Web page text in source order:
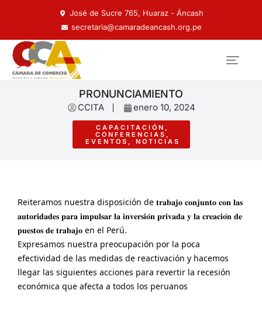
José de Sucre 765, Huaraz - Áncash
secretaria@camaradeancash.org.pe
PRONUNCIAMIENTO
CCITA enero 10, 2024
CAPACITACIÓN ,
CONFERENCIAS ,
EVENTOS , NOTICIAS
Reiteramos nuestra disposición de 𝐭𝐫𝐚𝐛𝐚𝐣𝐨 𝐜𝐨𝐧𝐣𝐮𝐧𝐭𝐨 𝐜𝐨𝐧 𝐥𝐚𝐬
𝐚𝐮𝐭𝐨𝐫𝐢𝐝𝐚𝐝𝐞𝐬 𝐩𝐚𝐫𝐚 𝐢𝐦𝐩𝐮𝐥𝐬𝐚𝐫 𝐥𝐚 𝐢𝐧𝐯𝐞𝐫𝐬𝐢𝐨́𝐧 𝐩𝐫𝐢𝐯𝐚𝐝𝐚 𝐲 𝐥𝐚 𝐜𝐫𝐞𝐚𝐜𝐢𝐨́𝐧 𝐝𝐞
𝐩𝐮𝐞𝐬𝐭𝐨𝐬 𝐝𝐞 𝐭𝐫𝐚𝐛𝐚𝐣𝐨 en el Perú.
Expresamos nuestra preocupación por la poca
efectividad de las medidas de reactivación y hacemos
llegar las siguientes acciones para revertir la recesión
económica que afecta a todos los peruanos